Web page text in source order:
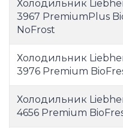
Холодильник
3967 PremiumPlus
NoFrost
Холодильник
3976 Premium
Холодильник
4656 Premium